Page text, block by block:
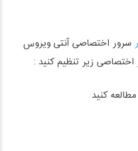
سرور اختصاصی آنتی ویروس
زیر تنظیم کنید :
کنید